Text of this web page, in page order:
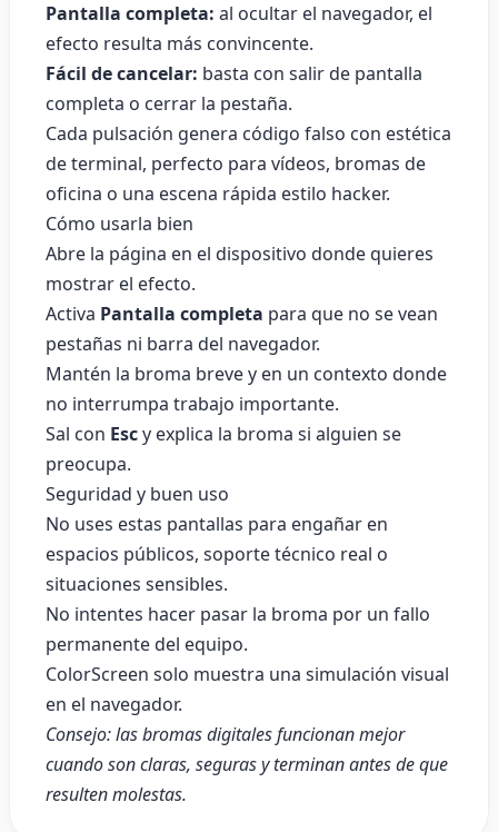
Pantalla completa: al ocultar el navegador, el
efecto resulta más convincente.
Fácil de cancelar: basta con salir de pantalla
completa o cerrar la pestaña.
Cada pulsación genera código falso con estética
de terminal, perfecto para vídeos, bromas de
oficina o una escena rápida estilo hacker.
Cómo usarla bien
Abre la página en el dispositivo donde quieres
mostrar el efecto.
Activa Pantalla completa para que no se vean
pestañas ni barra del navegador.
Mantén la broma breve y en un contexto donde
no interrumpa trabajo importante.
Sal con Escy explica la broma si alguien se
preocupa.
Seguridad y buen uso
No uses estas pantallas para engañar en
espacios públicos, soporte técnico real o
situaciones sensibles.
No intentes hacer pasar la broma por un fallo
permanente del equipo.
ColorScreen solo muestra una simulación visual
en el navegador.
Consejo: las bromas digitales funcionan mejor
cuando son claras, seguras y terminan antes de que
resulten molestas.